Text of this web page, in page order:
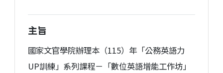
主旨
國家文官學院辦理本（115）年「公務英語力
UP訓練」系列課程－「數位英語增能工作坊」